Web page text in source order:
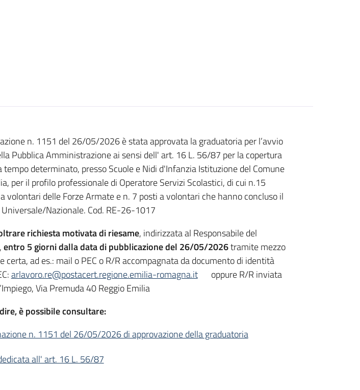
n. 1151 del 26/05/2026 è stata approvata la graduatoria per l’avvio
Pubblica Amministrazione ai sensi dell' art. 16 L. 56/87 per la copertura
tempo determinato, presso Scuole e Nidi d'Infanzia Istituzione del Comune
per il profilo professionale di Operatore Servizi Scolastici, di cui n.15
volontari delle Forze Armate e n. 7 posti a volontari che hanno concluso il
Nazionale. Cod. RE-26-1017
richiesta motivata di riesame, indirizzata al Responsabile del
entro 5 giorni dalla data di pubblicazione del 26/05/2026tramite mezzo
certa, ad es.: mail o PEC o R/R accompagnata da documento di identità
arlavoro.re@postacert.regione.emilia-romagna.it
oppure R/R inviata
Via Premuda 40 Reggio Emilia
è possibile consultare:
n. 1151 del 26/05/2026 di approvazione della graduatoria
all' art. 16 L. 56/87